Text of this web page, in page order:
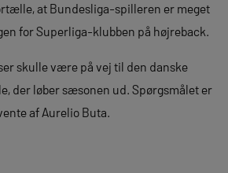
at Bundesliga-spilleren er meget
for Superliga-klubben på højreback.
skulle være på vej til den danske
der løber sæsonen ud. Spørgsmålet er
af Aurelio Buta.